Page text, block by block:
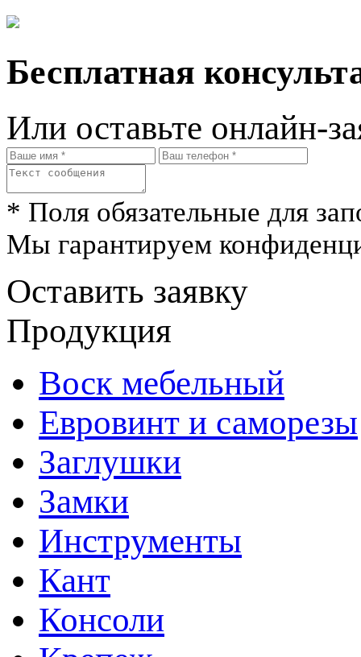
Бесплатная
Или оставьте онлайн-
* Поля обязательные для
Мы гарантируем
Оставить заявку
Продукция
Воск мебельный
Евровинт и саморезы
Заглушки
Замки
Инструменты
Кант
Консоли